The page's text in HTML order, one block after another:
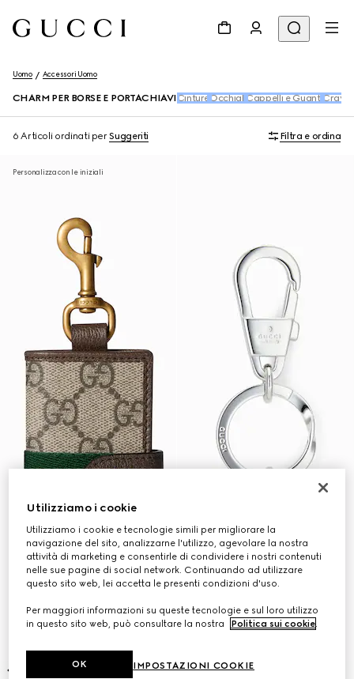
Uomo Accessori Uomo
CHARM PER BORSE E PORTACHIAVI Cinture Occhiali Cappelli e Guanti
6 Articoli ordinati perSuggeriti Filtra e ordina
Personalizza con le iniziali
Utilizziamo i cookie
Utilizziamo i cookie e tecnologie simili per migliorare la
navigazione del sito, analizzarne l'utilizzo, agevolare la nostra
attività di marketing e consentirle di condividere i nostri contenuti
nelle sue pagine di social network. Continuando ad utilizzare
questo sito web, lei accetta le presenti condizioni d'uso.
Per maggiori informazioni su queste tecnologie e sul loro utilizzo
in questo sito web, può consultare la nostra
Politica sui cookie
IMPOSTAZIONI COOKIE
OK